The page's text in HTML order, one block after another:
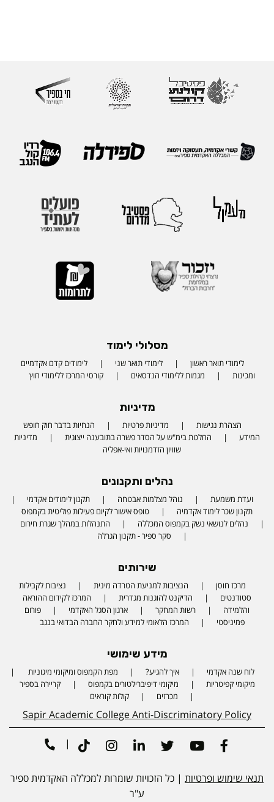
מסלולי לימוד
לימודי תואר ראשון לימודי תואר שני
לימודים קדם אקדמיים
ומכינות
מגמות ללימודי הנדסאים קורסי המרכז ללימודי חוץ
מדיניות
הצהרת נגישות מדיניות פרטיות
הנחיות בדבר חוק חופש
המידע
החלטת בימ"ש על הסדר פשרה בתובענה ייצוגית
מדיניות
שוויון הזדמנויות ואי-אפליה
נהלים ותקנונים
ועדת משמעת נוהל מצלמות אבטחה
תקנון לימודים אקדמי
תקנון שכר לימוד אקדמיה
טופס אישור לקיום פעילות פוליטית בקמפוס
נהלים לנושאי נשק בקמפוס המכללה
התנהלות במהלך שגרת חירום
סקר ספיר - תקנון הגרלה
שירותים
מרכז חוסן הנציבות למניעת הטרדה מינית
נציבות לקבילות
סטודנטים
הדיקנט להוגנות מגדרית
המרכז לקידום ההוראה
והלמידה
רשות המחקר ארגון הסגל האקדמי
פורום
פמיניסטי
המרכז הלאומי למידע ולחקר החברה הבדואי בנגב
מידע שימושי
לוח שנה אקדמי איך להגיע?
מפת הקמפוס ומיקומי מיגוניות
מיקומי קפיטריות
מיקומי דיפיברילטורים בקמפוס
קריירה בספיר
מכרזים
קולות קוראים
Sapir Academic College Anti-Discriminatory Policy
תנאי שימוש ופרטיות | כל הזכויות שומרות למכללה האקדמית ספיר
ע"ר
Facebook
Youtube
Twitter
Linkedin
Instagram
Tiktok
|
Phone number